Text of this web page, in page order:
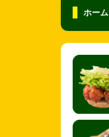
ホーム